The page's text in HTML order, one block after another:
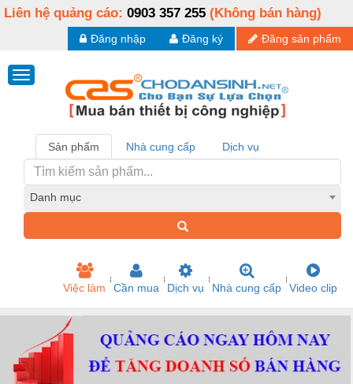
Liên hệ quảng cáo: 0903 357 255 (Không bán hàng)
Đăng sản phẩm
Đăng ký
Đăng nhập
Sản phẩm Nhà cung cấp Dịch vụ
Danh mục
Việc làm Cần mua Dịch vụ Nhà cung cấp Video clip